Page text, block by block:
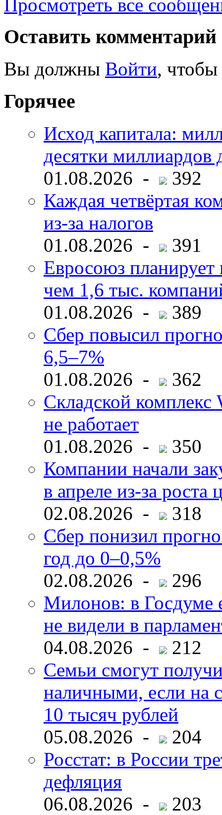
Просмотреть все
Оставить комментарий
Вы должны Войти, чтобы
Горячее
Исход капитала:
десятки миллиардов
01.08.2026 -
392
Каждая четвёртая
из-за налогов
01.08.2026 -
391
Евросоюз планирует
чем 1,6 тыс.
01.08.2026 -
389
Сбер повысил
6,5–7%
01.08.2026 -
362
Складской комплекс
не работает
01.08.2026 -
350
Компании начали
в апреле из-за роста
02.08.2026 -
318
Сбер понизил
год до 0–0,5%
02.08.2026 -
296
Милонов: в Госдуме
не видели в
04.08.2026 -
212
Семьи смогут
наличными, если на
10 тысяч рублей
05.08.2026 -
204
Росстат: в России
дефляция
06.08.2026 -
203